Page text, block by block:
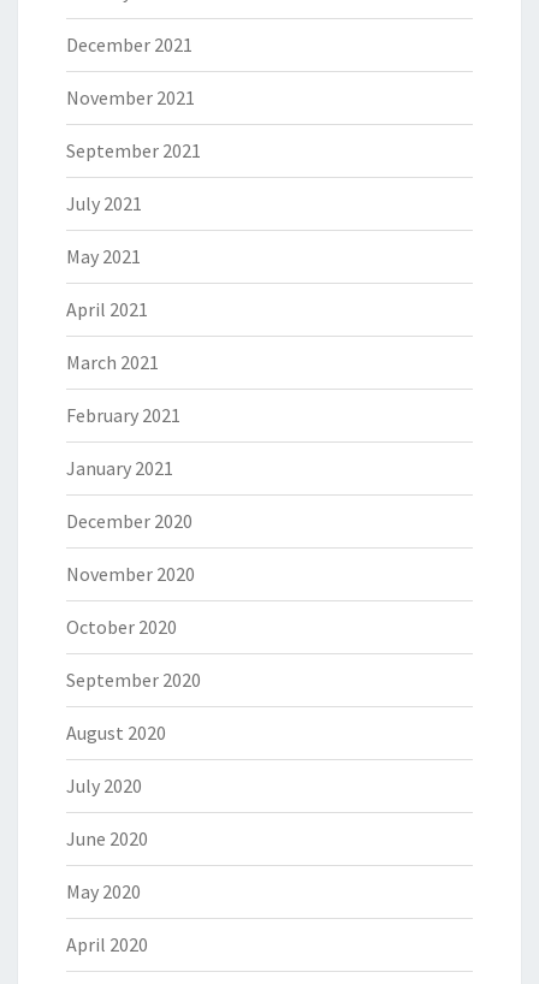
December 2021
November 2021
September 2021
July 2021
May 2021
April 2021
March 2021
February 2021
January 2021
December 2020
November 2020
October 2020
September 2020
August 2020
July 2020
June 2020
May 2020
April 2020